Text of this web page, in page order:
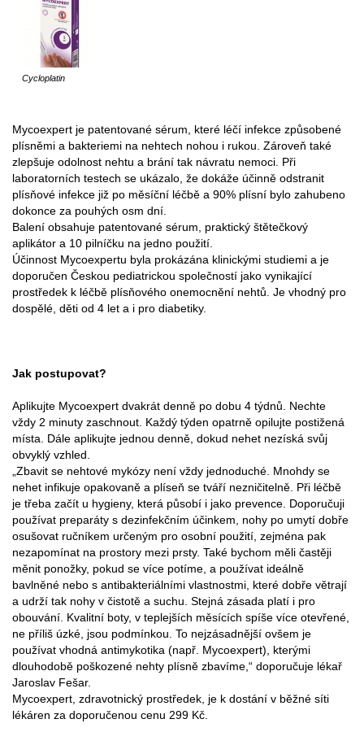
Cycloplatin
Mycoexpert je patentované sérum, které léčí infekce způsobené
plísněmi a bakteriemi na nehtech nohou i rukou. Zároveň také
zlepšuje odolnost nehtu a brání tak návratu nemoci. Při
laboratorních testech se ukázalo, že dokáže účinně odstranit
plísňové infekce již po měsíční léčbě a 90% plísní bylo zahubeno
dokonce za pouhých osm dní.
Balení obsahuje patentované sérum, praktický štětečkový
aplikátor a 10 pilníčku na jedno použití.
Účinnost Mycoexpertu byla prokázána klinickými studiemi a je
doporučen Českou pediatrickou společností jako vynikající
prostředek k léčbě plísňového onemocnění nehtů. Je vhodný pro
dospělé, děti od 4 let a i pro diabetiky.
Jak postupovat?
Aplikujte Mycoexpert dvakrát denně po dobu 4 týdnů. Nechte
vždy 2 minuty zaschnout. Každý týden opatrně opilujte postižená
místa. Dále aplikujte jednou denně, dokud nehet nezíská svůj
obvyklý vzhled.
„Zbavit se nehtové mykózy není vždy jednoduché. Mnohdy se
nehet infikuje opakovaně a plíseň se tváří nezničitelně. Při léčbě
je třeba začít u hygieny, která působí i jako prevence. Doporučuji
používat preparáty s dezinfekčním účinkem, nohy po umytí dobře
osušovat ručníkem určeným pro osobní použití, zejména pak
nezapomínat na prostory mezi prsty. Také bychom měli častěji
měnit ponožky, pokud se více potíme, a používat ideálně
bavlněné nebo s antibakteriálními vlastnostmi, které dobře větrají
a udrží tak nohy v čistotě a suchu. Stejná zásada platí i pro
obouvání. Kvalitní boty, v teplejších měsících spíše více otevřené,
ne příliš úzké, jsou podmínkou. To nejzásadnější ovšem je
používat vhodná antimykotika (např. Mycoexpert), kterými
dlouhodobě poškozené nehty plísně zbavíme,“ doporučuje lékař
Jaroslav Fešar.
Mycoexpert, zdravotnický prostředek, je k dostání v běžné síti
lékáren za doporučenou cenu 299 Kč.